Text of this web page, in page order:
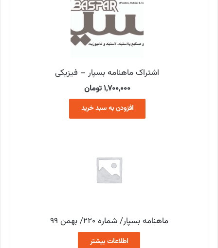
اشتراک ماهنامه بسپار – فیزیکی
1,700,000تومان
افزودن به سبد خرید
ماهنامه بسپار/ شماره 220/ بهمن 99
اطلاعات بیشتر